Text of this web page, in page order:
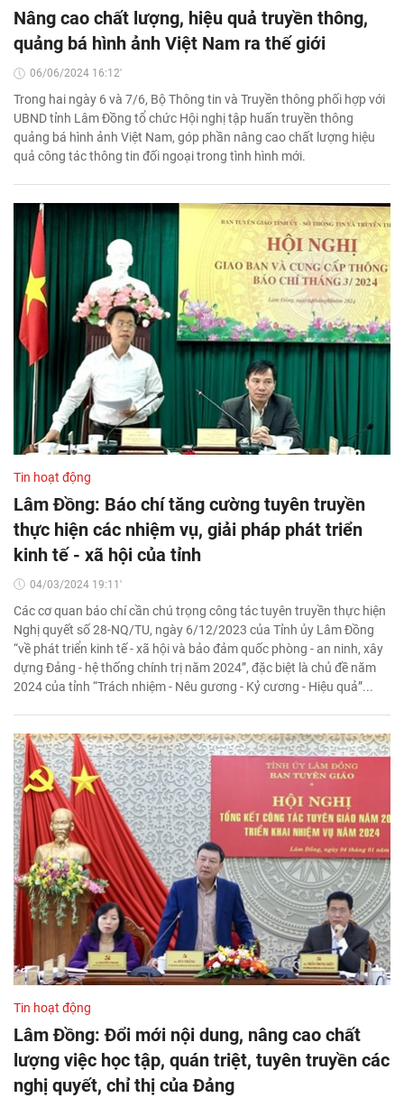
Nâng cao chất lượng, hiệu quả truyền thông,
quảng bá hình ảnh Việt Nam ra thế giới
06/06/2024 16:12'
Trong hai ngày 6 và 7/6, Bộ Thông tin và Truyền thông phối hợp với
UBND tỉnh Lâm Đồng tổ chức Hội nghị tập huấn truyền thông
quảng bá hình ảnh Việt Nam, góp phần nâng cao chất lượng hiệu
quả công tác thông tin đối ngoại trong tình hình mới.
Tin hoạt động
Lâm Đồng: Báo chí tăng cường tuyên truyền
thực hiện các nhiệm vụ, giải pháp phát triển
kinh tế - xã hội của tỉnh
04/03/2024 19:11'
Các cơ quan báo chí cần chú trọng công tác tuyên truyền thực hiện
Nghị quyết số 28-NQ/TU, ngày 6/12/2023 của Tỉnh ủy Lâm Đồng
“về phát triển kinh tế - xã hội và bảo đảm quốc phòng - an ninh, xây
dựng Đảng - hệ thống chính trị năm 2024”, đặc biệt là chủ đề năm
2024 của tỉnh “Trách nhiệm - Nêu gương - Kỷ cương - Hiệu quả”...
Tin hoạt động
Lâm Đồng: Đổi mới nội dung, nâng cao chất
lượng việc học tập, quán triệt, tuyên truyền các
nghị quyết, chỉ thị của Đảng